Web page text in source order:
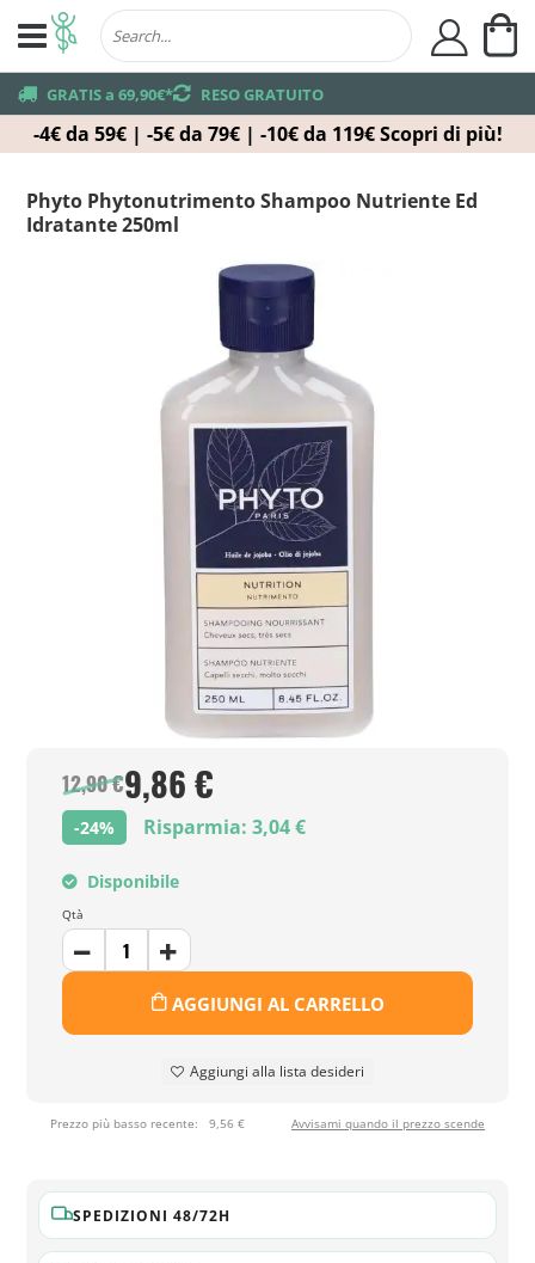
-4€ da 59€ | -5€ da 79€ | -10€ da 119€ Scopri di più!
truck GRATIS a 69,90€*returns RESO GRATUITO
user
Phyto Phytonutrimento Shampoo Nutriente Ed
Idratante 250ml
12,90 €9,86 €
-24% Risparmia: 3,04 €
Disponibile
Qtà
AGGIUNGI AL CARRELLO
Aggiungi alla lista desideri
Prezzo più basso recente: 9,56 € Avvisami quando il prezzo scende
SPEDIZIONI 48/72H